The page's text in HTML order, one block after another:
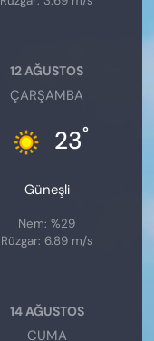
12 AĞUSTOS
ÇARŞAMBA
23°
Güneşli
Nem: %29
Rüzgar: 6.89 m/s
14 AĞUSTOS
CUMA